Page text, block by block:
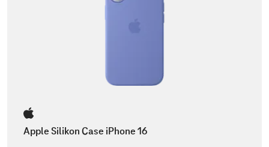
Apple Silikon Case iPhone 16